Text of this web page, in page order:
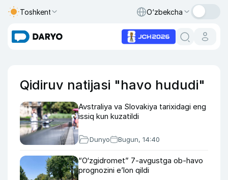
Toshkent O‘zbekcha
Qidiruv natijasi "havo hududi"
Avstraliya va Slovakiya tarixidagi eng
issiq kun kuzatildi
Dunyo Bugun, 14:40
“O‘zgidromet” 7-avgustga ob-havo
prognozini e’lon qildi